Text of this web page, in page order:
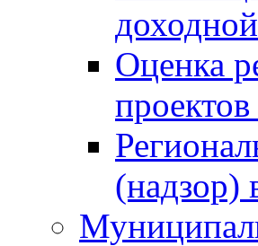
Оценка
(надзор)